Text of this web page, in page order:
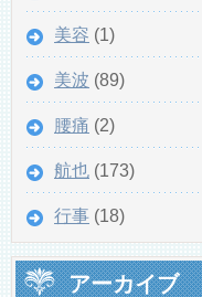
美容 (1)
美波 (89)
腰痛 (2)
航也 (173)
行事 (18)
アーカイブ